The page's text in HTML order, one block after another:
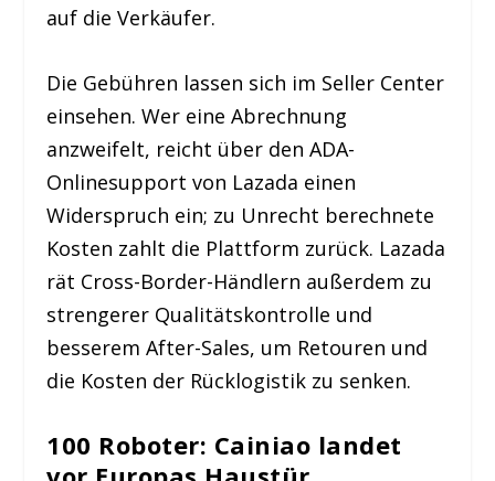
auf die Verkäufer.
Die Gebühren lassen sich im Seller Center
einsehen. Wer eine Abrechnung
anzweifelt, reicht über den ADA-
Onlinesupport von Lazada einen
Widerspruch ein; zu Unrecht berechnete
Kosten zahlt die Plattform zurück. Lazada
rät Cross-Border-Händlern außerdem zu
strengerer Qualitätskontrolle und
besserem After-Sales, um Retouren und
die Kosten der Rücklogistik zu senken.
100 Roboter: Cainiao landet